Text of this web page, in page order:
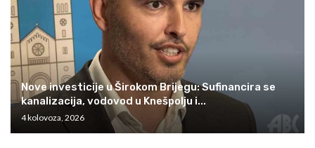
Nove investicije u Širokom Brijegu: Sufinancira se
kanalizacija, vodovod u Knešpolju i...
4 kolovoza, 2026